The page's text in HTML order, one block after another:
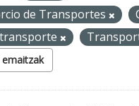
de Transportes
emaitzak